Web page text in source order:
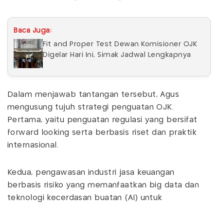
Baca Juga:
Fit and Proper Test Dewan Komisioner OJK
Digelar Hari Ini, Simak Jadwal Lengkapnya
Dalam menjawab tantangan tersebut, Agus
mengusung tujuh strategi penguatan OJK.
Pertama, yaitu penguatan regulasi yang bersifat
forward looking serta berbasis riset dan praktik
internasional.
Kedua, pengawasan industri jasa keuangan
berbasis risiko yang memanfaatkan big data dan
teknologi kecerdasan buatan (AI) untuk